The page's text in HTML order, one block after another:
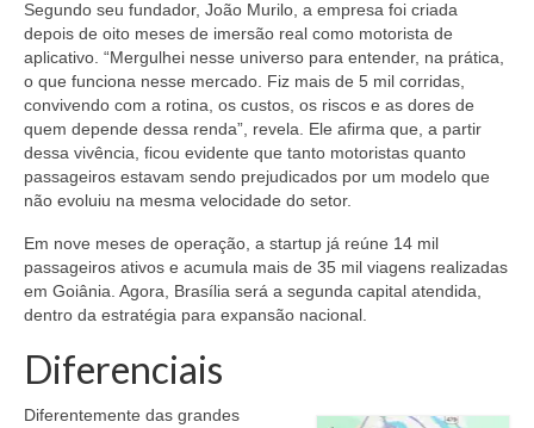
Segundo seu fundador, João Murilo, a empresa foi criada
depois de oito meses de imersão real como motorista de
aplicativo. “Mergulhei nesse universo para entender, na prática,
o que funciona nesse mercado. Fiz mais de 5 mil corridas,
convivendo com a rotina, os custos, os riscos e as dores de
quem depende dessa renda”, revela. Ele afirma que, a partir
dessa vivência, ficou evidente que tanto motoristas quanto
passageiros estavam sendo prejudicados por um modelo que
não evoluiu na mesma velocidade do setor.
Em nove meses de operação, a startup já reúne 14 mil
passageiros ativos e acumula mais de 35 mil viagens realizadas
em Goiânia. Agora, Brasília será a segunda capital atendida,
dentro da estratégia para expansão nacional.
Diferenciais
Diferentemente das grandes